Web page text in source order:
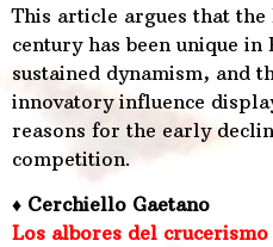
This article argues that
century has been unique
sustained dynamism, and
innovatory influence
reasons for the early
competition.
♦ Cerchiello Gaetano
Los albores del